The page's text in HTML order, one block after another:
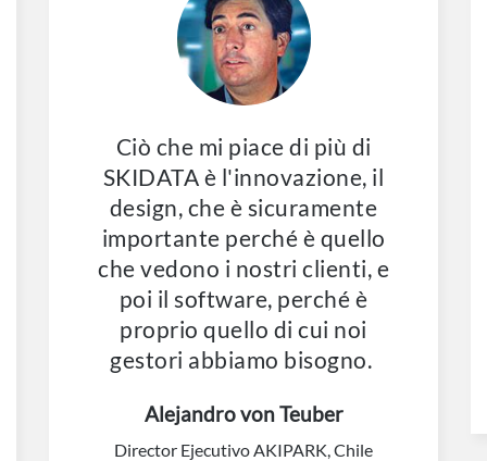
Ciò che mi piace di più di
SKIDATA è l'innovazione, il
design, che è sicuramente
importante perché è quello
che vedono i nostri clienti, e
poi il software, perché è
proprio quello di cui noi
gestori abbiamo bisogno.
Alejandro von Teuber
Director Ejecutivo AKIPARK, Chile